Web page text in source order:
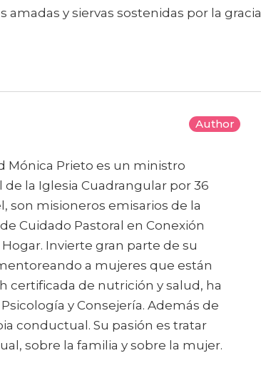
y siervas sostenidas por la gracia
Mónica Prieto es un ministro
la Iglesia Cuadrangular por 36
son misioneros emisarios de la
Cuidado Pastoral en Conexión
Invierte gran parte de su
a mujeres que están
certificada de nutrición y salud, ha
y Consejería. Además de
conductual. Su pasión es tratar
sobre la familia y sobre la mujer.
Author